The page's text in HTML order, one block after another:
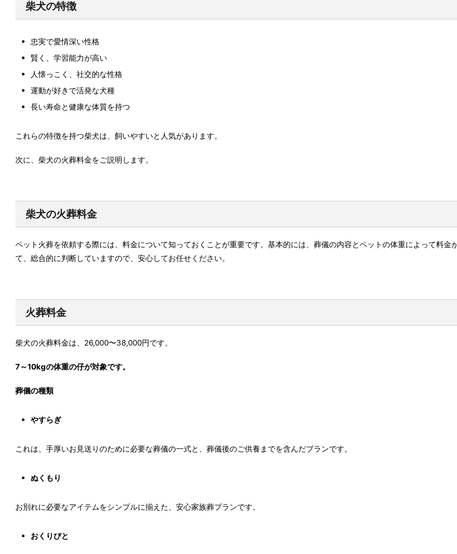
柴犬の特徴
忠実で愛情深い性格
賢く、学習能力が高い
人懐っこく、社交的な性格
運動が好きで活発な犬種
長い寿命と健康な体質を持つ
これらの特徴を持つ柴犬は、飼いやすいと人気があります。
次に、柴犬の火葬料金をご説明します。
柴犬の火葬料金
ペット火葬を依頼する際には、料金について知っておくことが重要です。基本的には、葬儀の内容とペットの体重によって料
て、総合的に判断していますので、安心してお任せください。
火葬料金
柴犬の火葬料金は、26,000〜38,000円です。
7～10kgの体重の仔が対象です。
葬儀の種類
やすらぎ
これは、手厚いお見送りのために必要な葬儀の一式と、葬儀後のご供養までを含んだプランです。
ぬくもり
お別れに必要なアイテムをシンプルに揃えた、安心家族葬プランです。
おくりびと